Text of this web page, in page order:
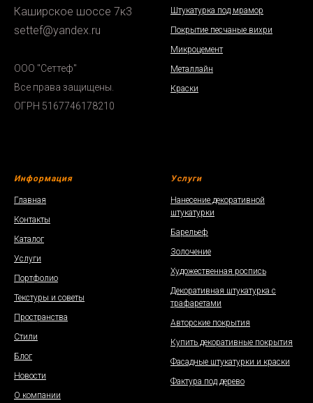
Каширское шоссе 7к3
settef@yandex.ru
ООО "Сеттеф"
Все права защищены.
ОГРН 5167746178210
Штукатурка под мрамор
Покрытие песчаные вихри
Микроцемент
Металлайн
Краски
Информация
Главная
Контакты
Каталог
Услуги
Портфолио
Текстуры и советы
Пространства
Стили
Блог
Новости
О компании
Услуги
Нанесение декоративной
штукатурки
Барельеф
Золочение
Художественная роспись
Декоративная штукатурка с
трафаретами
Авторские покрытия
Купить декоративные покрытия
Фасадные штукатурки и краски
Фактура под дерево